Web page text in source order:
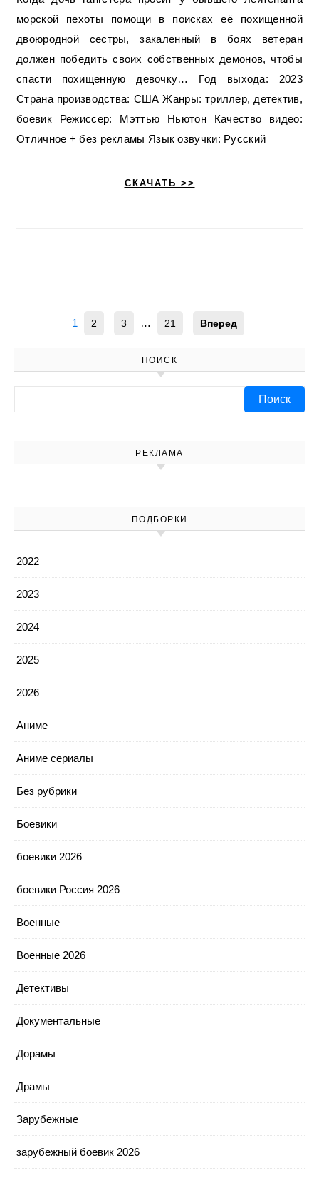
морской пехоты помощи в поисках её похищенной
двоюродной сестры, закаленный в боях ветеран
должен победить своих собственных демонов, чтобы
спасти похищенную девочку… Год выхода: 2023
Страна производства: США Жанры: триллер, детектив,
боевик Режиссер: Мэттью Ньютон Качество видео:
Отличное + без рекламы Язык озвучки: Русский
СКАЧАТЬ >>
1 2 3 … 21 Вперед
ПОИСК
РЕКЛАМА
ПОДБОРКИ
2022
2023
2024
2025
2026
Аниме
Аниме сериалы
Без рубрики
Боевики
боевики 2026
боевики Россия 2026
Военные
Военные 2026
Детективы
Документальные
Дорамы
Драмы
Зарубежные
зарубежный боевик 2026